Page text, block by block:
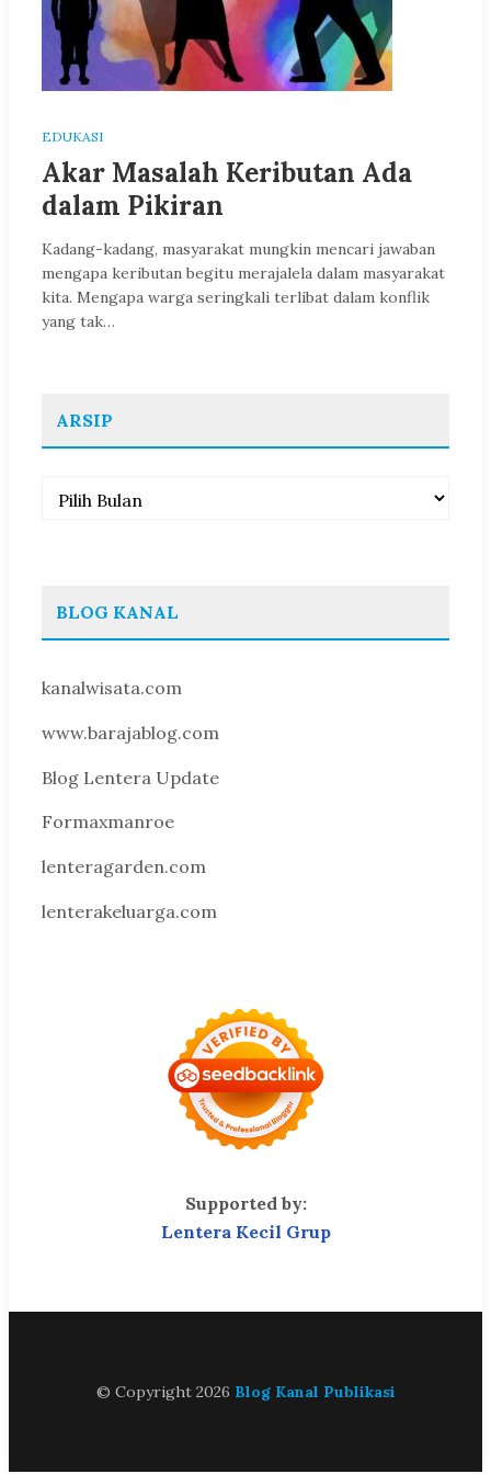
EDUKASI
Akar Masalah Keributan Ada
dalam Pikiran
Kadang-kadang, masyarakat mungkin mencari jawaban
mengapa keributan begitu merajalela dalam masyarakat
kita. Mengapa warga seringkali terlibat dalam konflik
yang tak…
ARSIP
Arsip
BLOG KANAL
kanalwisata.com
www.barajablog.com
Blog Lentera Update
Formaxmanroe
lenteragarden.com
lenterakeluarga.com
Supported by:
Lentera Kecil Grup
© Copyright 2026 Blog Kanal Publikasi